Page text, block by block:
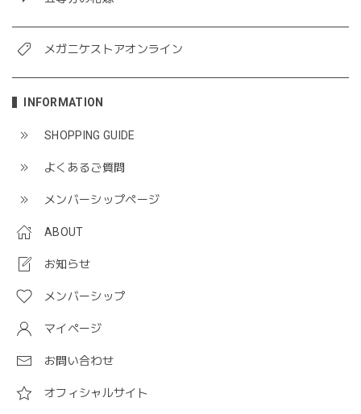
メガニケストアオンライン
INFORMATION
SHOPPING GUIDE
よくあるご質問
メンバーシップページ
ABOUT
お知らせ
メンバーシップ
マイページ
お問い合わせ
オフィシャルサイト